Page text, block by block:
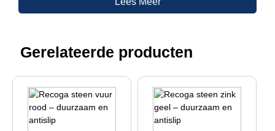
Gerelateerde producten